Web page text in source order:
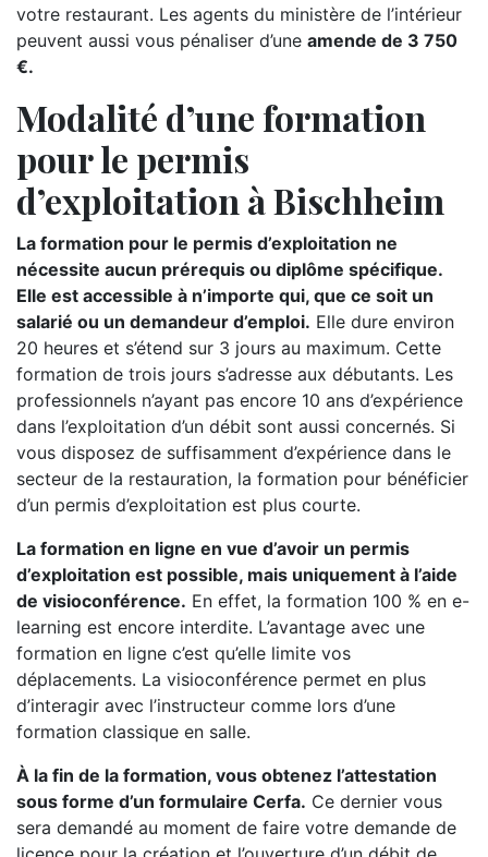
votre restaurant. Les agents du ministère de l’intérieur
peuvent aussi vous pénaliser d’une amende de 3 750
€.
Modalité d’une formation
pour le permis
d’exploitation à Bischheim
La formation pour le permis d’exploitation ne
nécessite aucun prérequis ou diplôme spécifique.
Elle est accessible à n’importe qui, que ce soit un
salarié ou un demandeur d’emploi. Elle dure environ
20 heures et s’étend sur 3 jours au maximum. Cette
formation de trois jours s’adresse aux débutants. Les
professionnels n’ayant pas encore 10 ans d’expérience
dans l’exploitation d’un débit sont aussi concernés. Si
vous disposez de suffisamment d’expérience dans le
secteur de la restauration, la formation pour bénéficier
d’un permis d’exploitation est plus courte.
La formation en ligne en vue d’avoir un permis
d’exploitation est possible, mais uniquement à l’aide
de visioconférence. En effet, la formation 100 % en e-
learning est encore interdite. L’avantage avec une
formation en ligne c’est qu’elle limite vos
déplacements. La visioconférence permet en plus
d’interagir avec l’instructeur comme lors d’une
formation classique en salle.
À la fin de la formation, vous obtenez l’attestation
sous forme d’un formulaire Cerfa. Ce dernier vous
sera demandé au moment de faire votre demande de